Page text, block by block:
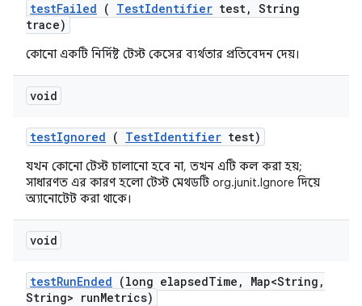
testFailed ( TestIdentifier test, String
trace)
কোনো একটি নির্দিষ্ট টেস্ট কেসের ব্যর্থতার প্রতিবেদন দেয়।
void
testIgnored ( TestIdentifier test)
যখন কোনো টেস্ট চালানো হবে না, তখন এটি কল করা হয়;
সাধারণত এর কারণ হলো টেস্ট মেথডটি org.junit.Ignore দিয়ে
অ্যানোটেট করা থাকে।
void
testRunEnded (long elapsedTime , Map<String ,
String> runMetrics)